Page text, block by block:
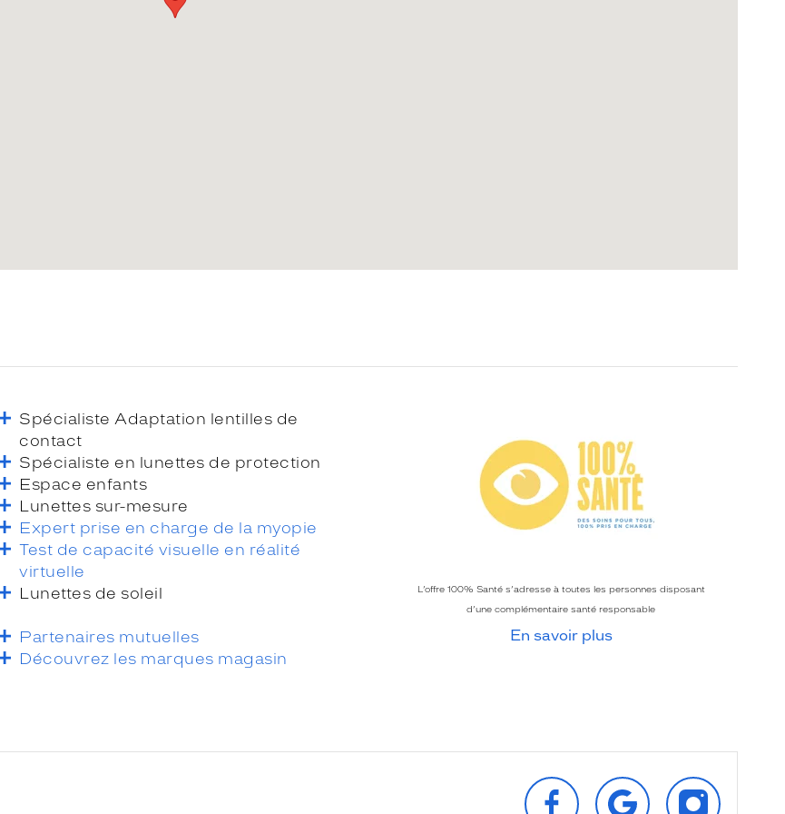
Spécialiste Adaptation lentilles de
contact
Spécialiste en lunettes de protection
Espace enfants
Lunettes sur-mesure
Expert prise en charge de la myopie
Test de capacité visuelle en réalité
virtuelle
Lunettes de soleil
Partenaires mutuelles
Découvrez les marques magasin
L’offre 100% Santé s’adresse à toutes les personnes disposant
d’une complémentaire santé responsable
En savoir plus
SUIVEZ‑NOUS
SUR
FACEBOOK
RETROUVEZ‑NOUS
SUR
GOOGLE
SUR
INSTAGRAM